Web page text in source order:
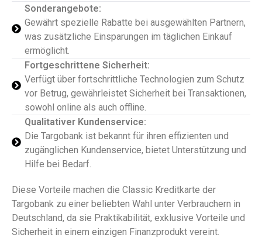
Sonderangebote:
Gewährt spezielle Rabatte bei ausgewählten Partnern,
was zusätzliche Einsparungen im täglichen Einkauf
ermöglicht.
Fortgeschrittene Sicherheit:
Verfügt über fortschrittliche Technologien zum Schutz
vor Betrug, gewährleistet Sicherheit bei Transaktionen,
sowohl online als auch offline.
Qualitativer Kundenservice:
Die Targobank ist bekannt für ihren effizienten und
zugänglichen Kundenservice, bietet Unterstützung und
Hilfe bei Bedarf.
Diese Vorteile machen die Classic Kreditkarte der
Targobank zu einer beliebten Wahl unter Verbrauchern in
Deutschland, da sie Praktikabilität, exklusive Vorteile und
Sicherheit in einem einzigen Finanzprodukt vereint.